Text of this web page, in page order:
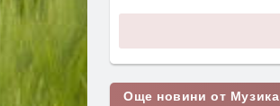
Още новини от Музика